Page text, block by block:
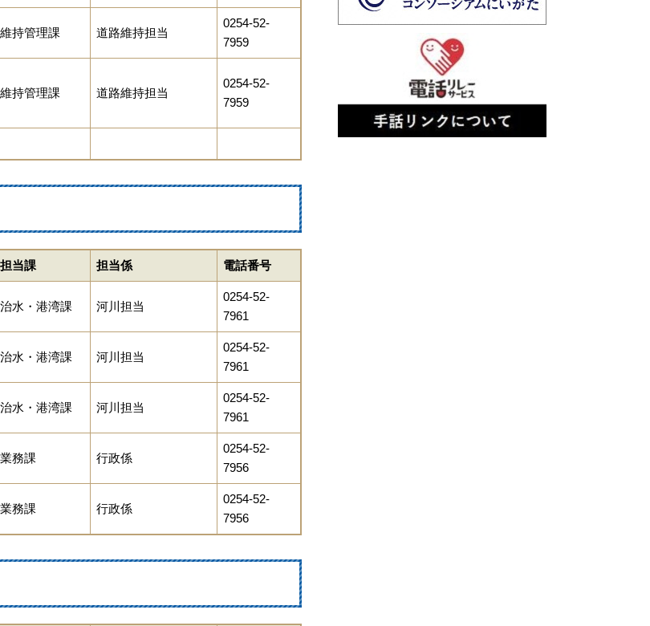
維持管理課 道路維持担当
0254-52-
7959
維持管理課 道路維持担当
0254-52-
7959
担当課 担当係 電話番号
治水・港湾課 河川担当
0254-52-
7961
治水・港湾課 河川担当
0254-52-
7961
治水・港湾課 河川担当
0254-52-
7961
業務課 行政係
0254-52-
7956
業務課 行政係
0254-52-
7956